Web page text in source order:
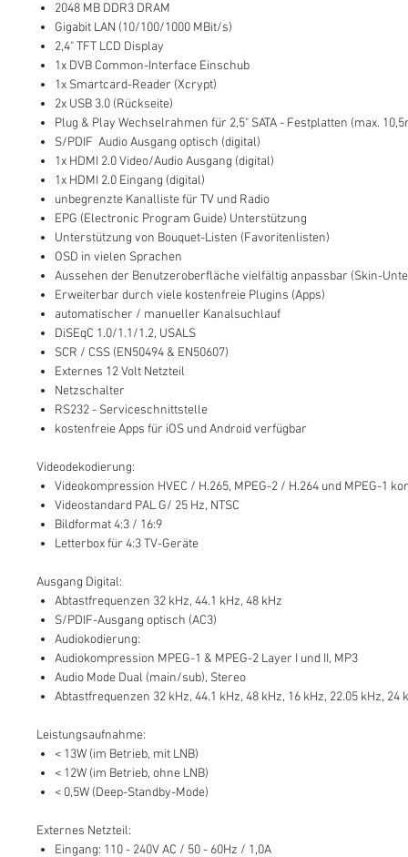
2048 MB DDR3 DRAM
Gigabit LAN (10/100/1000 MBit/s)
2,4" TFT LCD Display
1x DVB Common-Interface Einschub
1x Smartcard-Reader (Xcrypt)
2x USB 3.0 (Rückseite)
Plug & Play Wechselrahmen für 2,5" SATA - Festplatten (max.
S/PDIF Audio Ausgang optisch (digital)
1x HDMI 2.0 Video/Audio Ausgang (digital)
1x HDMI 2.0 Eingang (digital)
unbegrenzte Kanalliste für TV und Radio
EPG (Electronic Program Guide) Unterstützung
Unterstützung von Bouquet-Listen (Favoritenlisten)
OSD in vielen Sprachen
Aussehen der Benutzeroberfläche vielfältig anpassbar (Skin-
Erweiterbar durch viele kostenfreie Plugins (Apps)
automatischer / manueller Kanalsuchlauf
DiSEqC 1.0/1.1/1.2, USALS
SCR / CSS (EN50494 & EN50607)
Externes 12 Volt Netzteil
Netzschalter
RS232 - Serviceschnittstelle
kostenfreie Apps für iOS und Android verfügbar
Videodekodierung:
Videokompression HVEC / H.265, MPEG-2 / H.264 und MPEG-1
Videostandard PAL G/ 25 Hz, NTSC
Bildformat 4:3 / 16:9
Letterbox für 4:3 TV-Geräte
Ausgang Digital:
Abtastfrequenzen 32 kHz, 44.1 kHz, 48 kHz
S/PDIF-Ausgang optisch (AC3)
Audiokodierung:
Audiokompression MPEG-1 & MPEG-2 Layer I und II, MP3
Audio Mode Dual (main/sub), Stereo
Abtastfrequenzen 32 kHz, 44.1 kHz, 48 kHz, 16 kHz, 22.05 kHz, 24
Leistungsaufnahme:
< 13W (im Betrieb, mit LNB)
< 12W (im Betrieb, ohne LNB)
< 0,5W (Deep-Standby-Mode)
Externes Netzteil:
Eingang: 110 - 240V AC / 50 - 60Hz / 1,0A